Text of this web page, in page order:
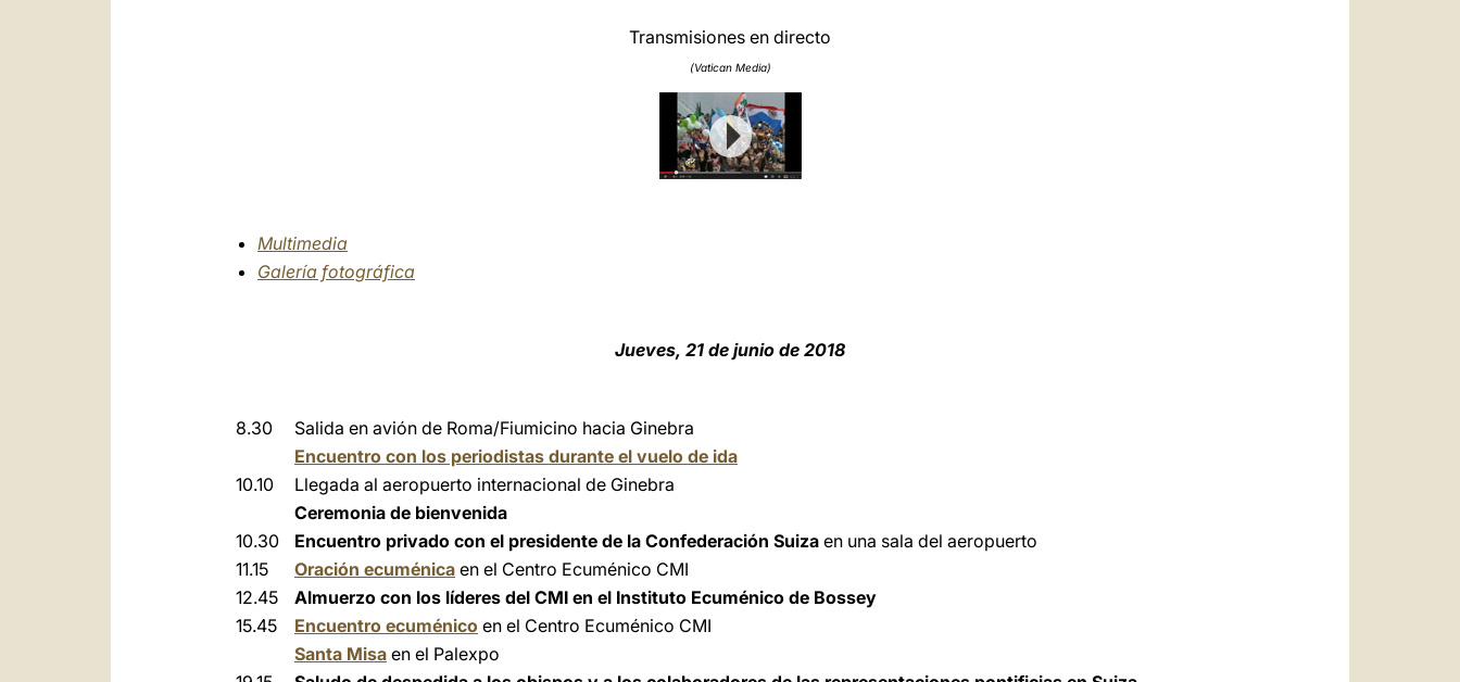
Transmisiones en directo
(Vatican Media)
Multimedia
Galería fotográfica
Jueves, 21 de junio de 2018
8.30
Salida en avión de Roma/Fiumicino hacia Ginebra
Encuentro con los periodistas durante el vuelo de ida
10.10
Llegada al aeropuerto internacional de Ginebra
Ceremonia de bienvenida
10.30
Encuentro privado con el presidente de la Confederación Suiza en una sala del aeropuerto
11.15
Oración ecuménica en el Centro Ecuménico CMI
12.45
Almuerzo con los líderes del CMI en el Instituto Ecuménico de Bossey
15.45
Encuentro ecuménico en el Centro Ecuménico CMI
Santa Misa en el Palexpo